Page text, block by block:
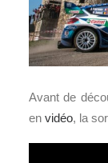
Avant de
en vidéo, la